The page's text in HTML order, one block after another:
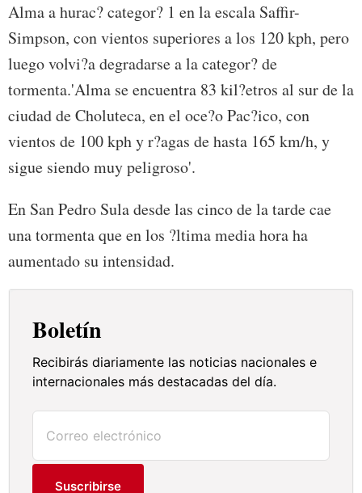
Alma a hurac? categor? 1 en la escala Saffir-
Simpson, con vientos superiores a los 120 kph, pero
luego volvi?a degradarse a la categor? de
tormenta.'Alma se encuentra 83 kil?etros al sur de la
ciudad de Choluteca, en el oce?o Pac?ico, con
vientos de 100 kph y r?agas de hasta 165 km/h, y
sigue siendo muy peligroso'.
En San Pedro Sula desde las cinco de la tarde cae
una tormenta que en los ?ltima media hora ha
aumentado su intensidad.
Boletín
Recibirás diariamente las noticias nacionales e
internacionales más destacadas del día.
Suscribirse